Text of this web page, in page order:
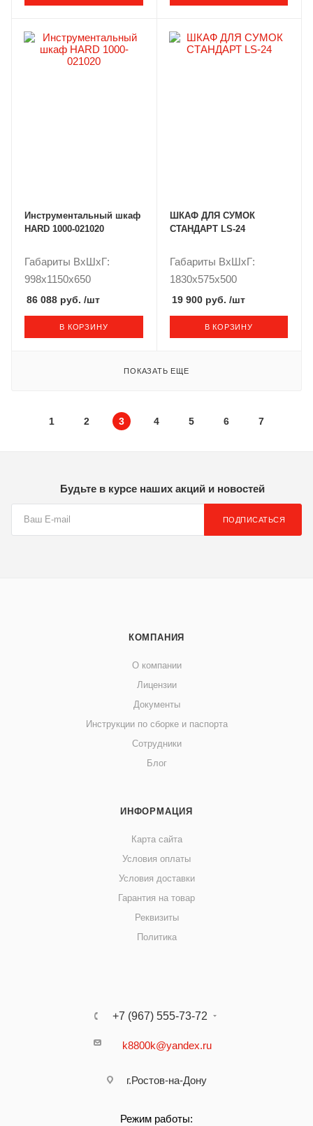
Инструментальный шкаф
HARD 1000-021020
Габариты ВxШxГ:
998x1150x650
86 088 руб. /шт
В КОРЗИНУ
ШКАФ ДЛЯ СУМОК
СТАНДАРТ LS-24
Габариты ВxШxГ:
1830x575x500
19 900 руб. /шт
В КОРЗИНУ
ПОКАЗАТЬ ЕЩЕ
1 2 3 4 5 6 7
Будьте в курсе наших акций и новостей
ПОДПИСАТЬСЯ
КОМПАНИЯ
О компании
Лицензии
Документы
Инструкции по сборке и паспорта
Сотрудники
Блог
ИНФОРМАЦИЯ
Карта сайта
Условия оплаты
Условия доставки
Гарантия на товар
Реквизиты
Политика
+7 (967) 555-73-72
k8800k@yandex.ru
г.Ростов-на-Дону
Режим работы: